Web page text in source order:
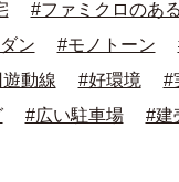
#ファミクロのあ
ン #モノトーン
動線 #好環境 #
#広い駐車場 #建